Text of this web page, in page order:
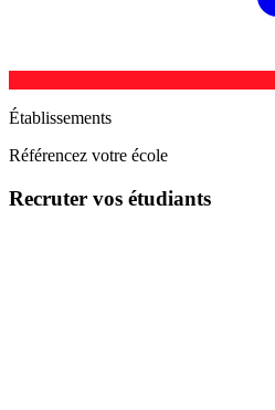
Établissements
Référencez votre école
Recruter vos étudiants